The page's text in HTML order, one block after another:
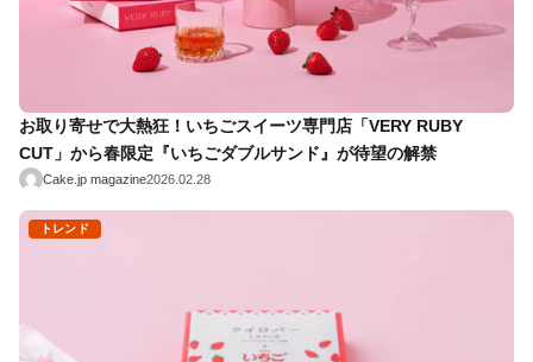
お取り寄せで大熱狂！いちごスイーツ専門店「VERY RUBY
CUT」から春限定『いちごダブルサンド』が待望の解禁
Cake.jp magazine2026.02.28
トレンド